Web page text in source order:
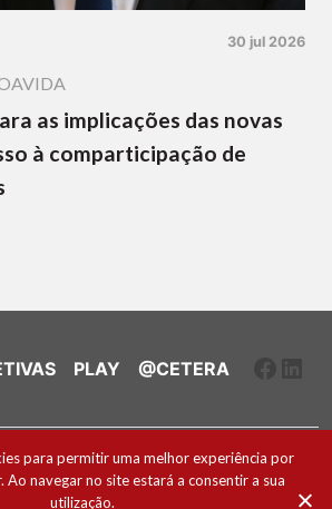
30 jul 2026
as implicações das novas
à comparticipação de
PLAY @CETERA
Editorial
para permitir uma melhor experiência por
navegar no site estará a consentir a sua
utilização.